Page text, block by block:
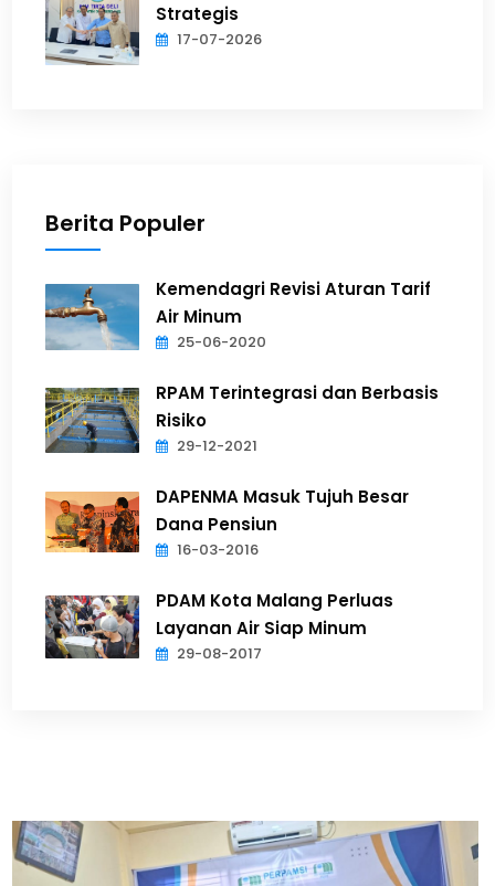
Strategis
17-07-2026
Berita Populer
Kemendagri Revisi Aturan Tarif
Air Minum
25-06-2020
RPAM Terintegrasi dan Berbasis
Risiko
29-12-2021
DAPENMA Masuk Tujuh Besar
Dana Pensiun
16-03-2016
PDAM Kota Malang Perluas
Layanan Air Siap Minum
29-08-2017